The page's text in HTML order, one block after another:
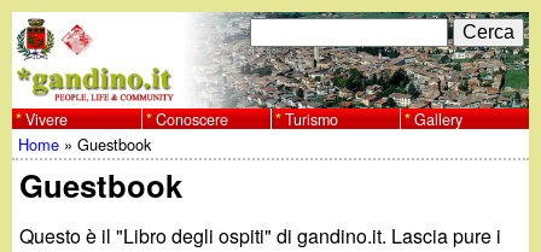
al
contenuto
w
w
F
o
r
C
e
r
c
Vivere Conoscere Turismo Gallery
Tu
sei
Home »Guestbook
Guestbook
Questo è il "Libro degli ospiti" di gandino.it. Lascia pure i